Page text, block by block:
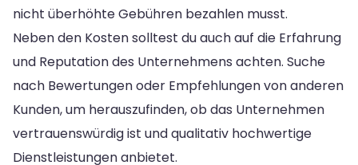
nicht überhöhte Gebühren bezahlen musst.
Neben den Kosten solltest du auch auf die Erfahrung
und Reputation des Unternehmens achten. Suche
nach Bewertungen oder Empfehlungen von anderen
Kunden, um herauszufinden, ob das Unternehmen
vertrauenswürdig ist und qualitativ hochwertige
Dienstleistungen anbietet.